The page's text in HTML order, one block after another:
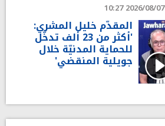
2026/08/07 10:27
المقدّم خليل المشري:
'أكثر من 23 ألف تدخّل
للحماية المدنيّة خلال
جويلية المنقضي'